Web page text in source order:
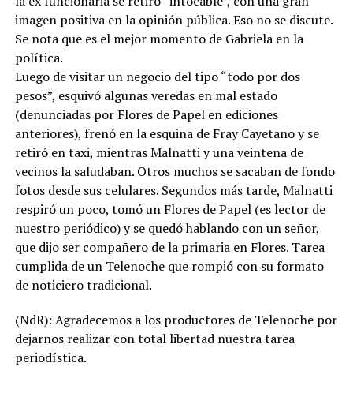
imagen positiva en la opinión pública. Eso no se discute.
Se nota que es el mejor momento de Gabriela en la
política.
Luego de visitar un negocio del tipo “todo por dos
pesos”, esquivó algunas veredas en mal estado
(denunciadas por Flores de Papel en ediciones
anteriores), frenó en la esquina de Fray Cayetano y se
retiró en taxi, mientras Malnatti y una veintena de
vecinos la saludaban. Otros muchos se sacaban de fondo
fotos desde sus celulares. Segundos más tarde, Malnatti
respiró un poco, tomó un Flores de Papel (es lector de
nuestro periódico) y se quedó hablando con un señor,
que dijo ser compañero de la primaria en Flores. Tarea
cumplida de un Telenoche que rompió con su formato
de noticiero tradicional.
(NdR): Agradecemos a los productores de Telenoche por
dejarnos realizar con total libertad nuestra tarea
periodística.